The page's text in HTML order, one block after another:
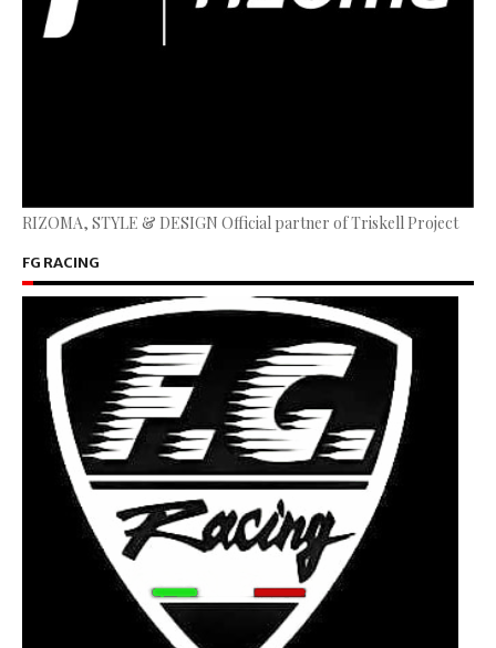
RIZOMA, STYLE & DESIGN Official partner of Triskell Project
FG RACING